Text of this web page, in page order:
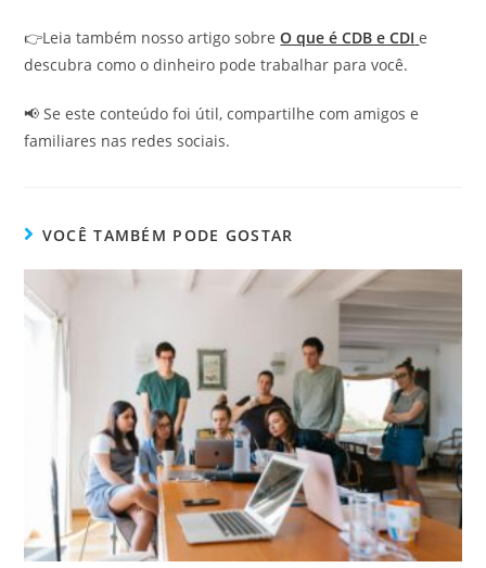
👉Leia também nosso artigo sobreO que é CDB e CDI e
descubra como o dinheiro pode trabalhar para você.
📢 Se este conteúdo foi útil, compartilhe com amigos e
familiares nas redes sociais.
VOCÊ TAMBÉM PODE GOSTAR